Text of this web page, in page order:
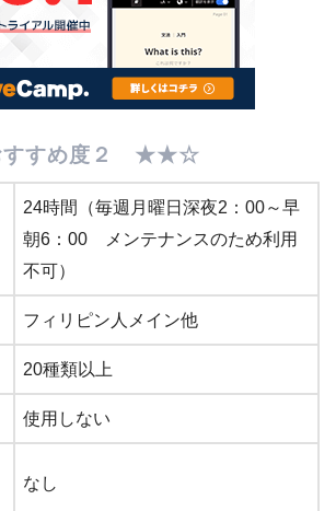
すすめ度２ ★★☆
24時間（毎週月曜日深夜2：00～早
朝6：00 メンテナンスのため利用
不可）
フィリピン人メイン他
20種類以上
使用しない
なし